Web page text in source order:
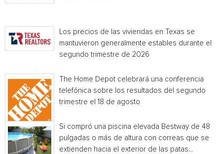
Los precios de las viviendas en Texas se
mantuvieron generalmente estables durante el
segundo trimestre de 2026
The Home Depot celebrará una conferencia
telefónica sobre los resultados del segundo
trimestre el 18 de agosto
Si compró una piscina elevada Bestway de 48
pulgadas o más de altura con correas que se
extienden hacia el exterior de las patas...